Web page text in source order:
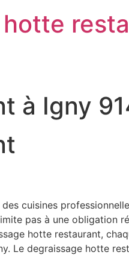
à Igny
cuisines
pas à une obligation
hotte restaurant,
Le degraissage hotte